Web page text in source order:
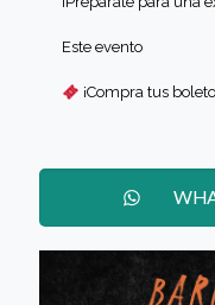
Este evento
¡Compra tus